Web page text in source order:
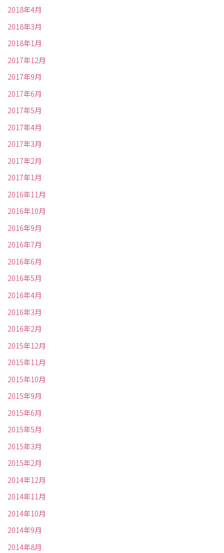
2018年4月
2018年3月
2018年1月
2017年12月
2017年9月
2017年6月
2017年5月
2017年4月
2017年3月
2017年2月
2017年1月
2016年11月
2016年10月
2016年9月
2016年7月
2016年6月
2016年5月
2016年4月
2016年3月
2016年2月
2015年12月
2015年11月
2015年10月
2015年9月
2015年6月
2015年5月
2015年3月
2015年2月
2014年12月
2014年11月
2014年10月
2014年9月
2014年8月